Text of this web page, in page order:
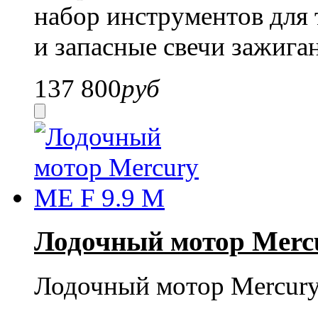
набор инструментов
и запасные свечи
137 800руб
Лодочный мотор
Лодочный мотор